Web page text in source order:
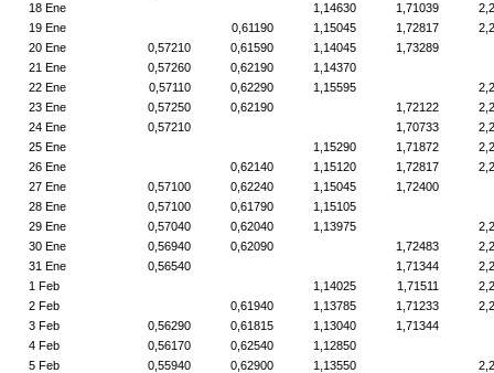
18 Ene
1,14630 1,71039
19 Ene
0,61190 1,15045 1,72817
20 Ene
0,57210 0,61590 1,14045
1,73289
21 Ene
0,57260 0,62190
1,14370
22 Ene
0,57110 0,62290 1,15595
23 Ene
0,57250 0,62190 1,72122
24 Ene
0,57210 1,70733
25 Ene
1,15290 1,71872
26 Ene
0,62140 1,15120 1,72817
27 Ene
0,57100 0,62240 1,15045
1,72400
28 Ene
0,57100 0,61790
1,15105
29 Ene
0,57040 0,62040 1,13975
30 Ene
0,56940 0,62090 1,72483
31 Ene
0,56540 1,71344
1 Feb
1,14025 1,71511
2 Feb
0,61940 1,13785 1,71233
3 Feb
0,56290 0,61815 1,13040
1,71344
4 Feb
0,56170 0,62540
1,12850
5 Feb
0,55940 0,62900 1,13550